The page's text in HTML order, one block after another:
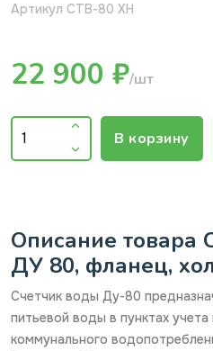
Артикул СТВ-80 ХН
22 900 ₽/шт
В корзину
Описание
ДУ 80, фланец,
Счетчик воды Ду-80
питьевой воды в пунктах
коммунального